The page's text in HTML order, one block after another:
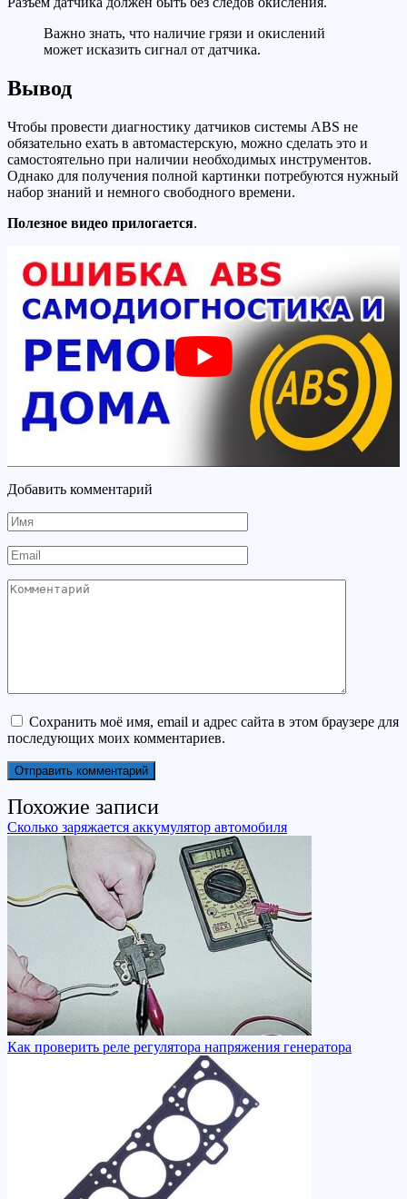
Важно знать, что наличие грязи и окислений
может исказить сигнал от датчика.
Вывод
Чтобы провести диагностику датчиков системы ABS не
обязательно ехать в автомастерскую, можно сделать это и
самостоятельно при наличии необходимых инструментов.
Однако для получения полной картинки потребуются нужный
набор знаний и немного свободного времени.
Полезное видео прилогается.
Добавить комментарий
Имя
Email
Комментарий
Сохранить моё имя, email и адрес сайта в этом браузере для
последующих моих комментариев.
Похожие записи
Сколько заряжается аккумулятор автомобиля
Как проверить реле регулятора напряжения генератора